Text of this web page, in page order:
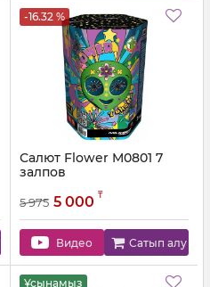
-16.32 %
Салют Flower M0801 7
залпов
M0801
5 975 5 000 ₸
Видео Сатып алу
Ұсынамыз